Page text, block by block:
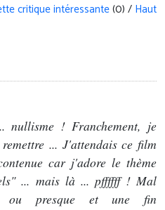
critique intéressante(0) / Haut
nullisme ! Franchement, je
... J'attendais ce film
car j'adore le thème
... mais là ... pffffff ! Mal
ou presque et une fin